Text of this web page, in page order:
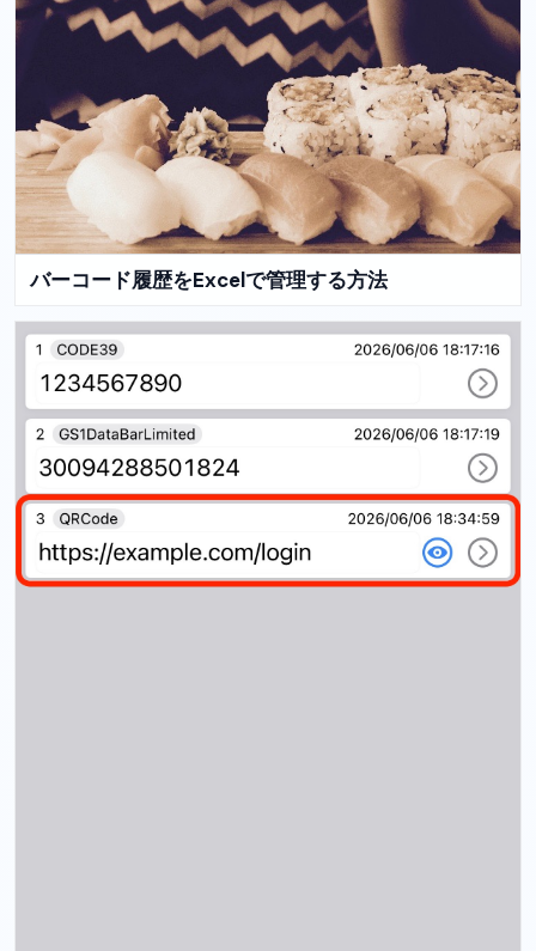
バーコード履歴をExcelで管理する方法